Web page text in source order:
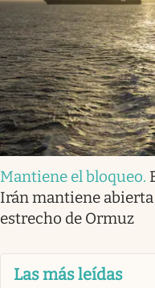
Mantiene el bloqueo.
Irán mantiene abierta
estrecho de Ormuz
Las más leídas